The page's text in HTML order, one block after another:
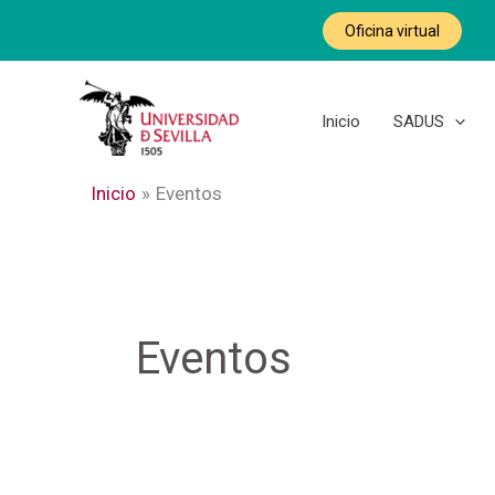
Oficina virtual
Inicio SADUS
Inicio Eventos
Eventos